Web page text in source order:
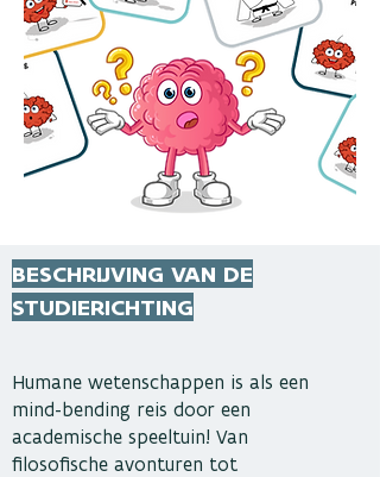
BESCHRIJVING VAN DE
STUDIERICHTING
Humane wetenschappen is als een
mind-bending reis door een
academische speeltuin! Van
filosofische avonturen tot